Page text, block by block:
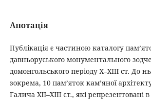
Анотація
Публікація є частиною каталогу
давньоруського монументального
домонгольського періоду Х–ХІІІ ст. До
зокрема, 10 пам’яток кам’яної
Галича ХІІ–ХІІІ ст., які репрезентовані